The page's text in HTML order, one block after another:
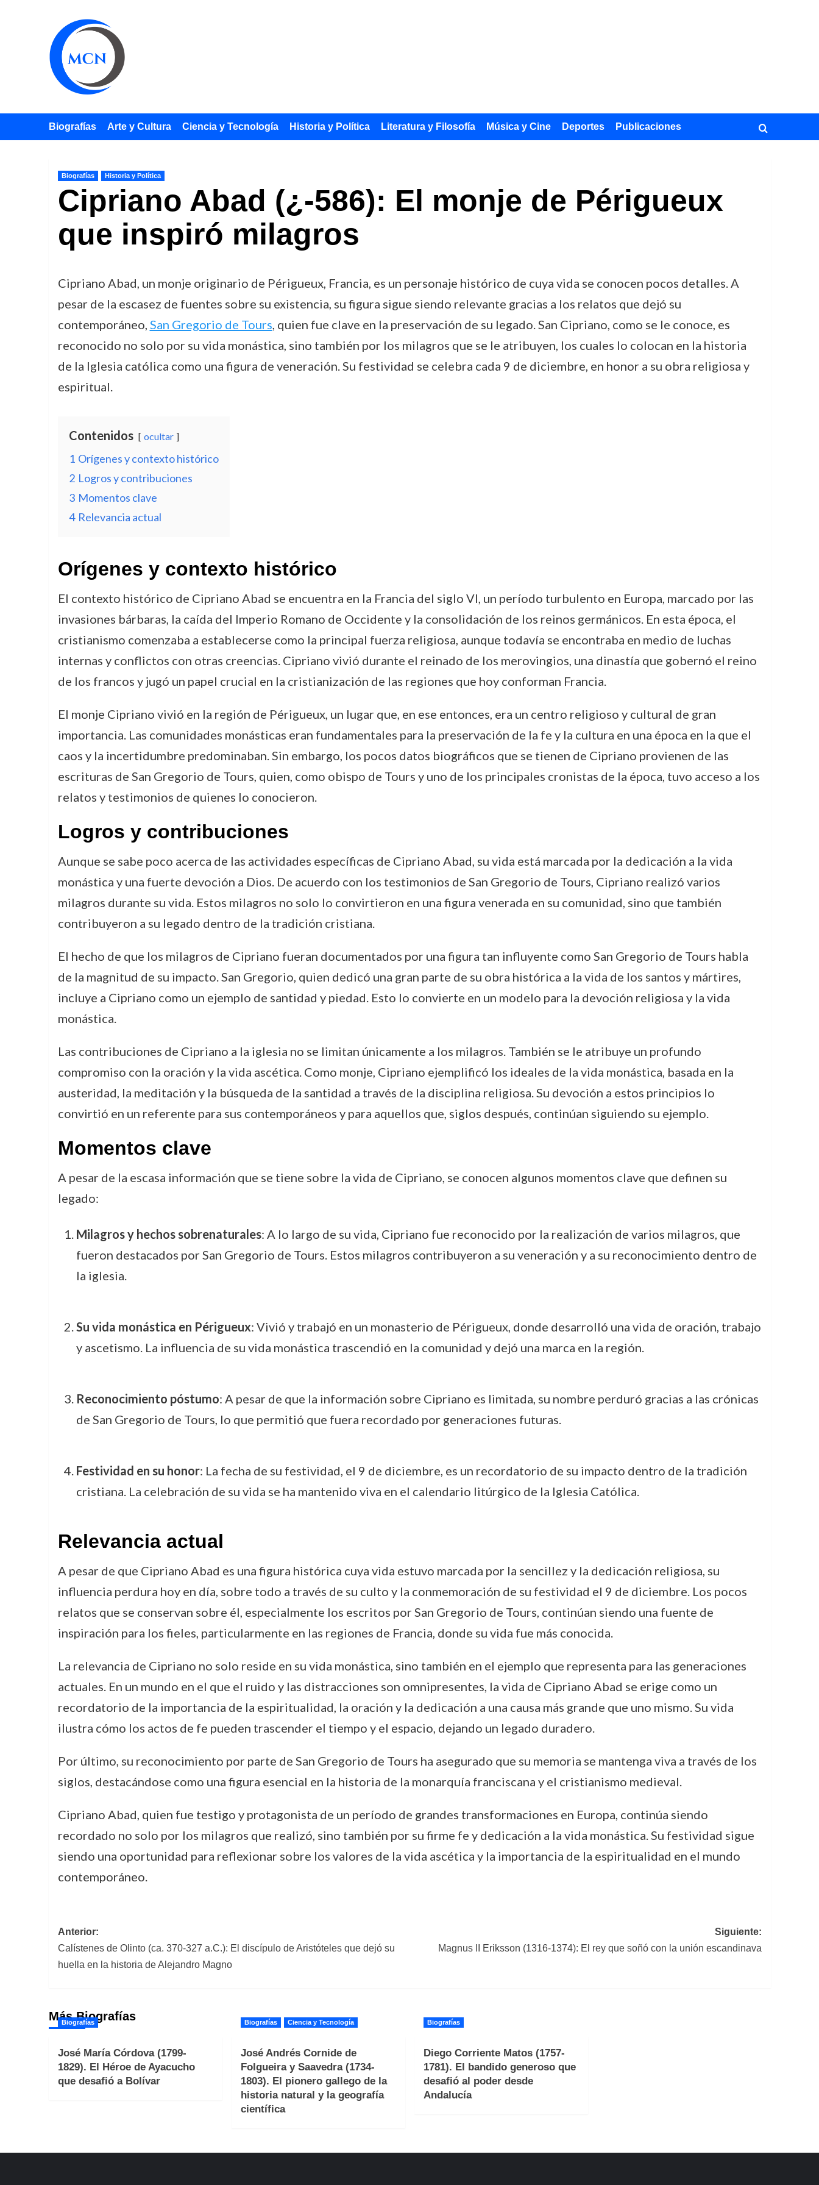
Biografías Arte y Cultura Ciencia y Tecnología Historia y Política Literatura y Filosofía Música y Cine Deportes Publicaciones
Biografías Historia y Política
Cipriano Abad (¿-586): El monje de Périgueux
que inspiró milagros
Cipriano Abad, un monje originario de Périgueux, Francia, es un personaje histórico de cuya vida se conocen pocos detalles. A
pesar de la escasez de fuentes sobre su existencia, su figura sigue siendo relevante gracias a los relatos que dejó su
contemporáneo, San Gregorio de Tours, quien fue clave en la preservación de su legado. San Cipriano, como se le conoce, es
reconocido no solo por su vida monástica, sino también por los milagros que se le atribuyen, los cuales lo colocan en la historia
de la Iglesia católica como una figura de veneración. Su festividad se celebra cada 9 de diciembre, en honor a su obra religiosa y
espiritual.
Contenidos ocultar
1 Orígenes y contexto histórico
2 Logros y contribuciones
3 Momentos clave
4 Relevancia actual
Orígenes y contexto histórico
El contexto histórico de Cipriano Abad se encuentra en la Francia del siglo VI, un período turbulento en Europa, marcado por las
invasiones bárbaras, la caída del Imperio Romano de Occidente y la consolidación de los reinos germánicos. En esta época, el
cristianismo comenzaba a establecerse como la principal fuerza religiosa, aunque todavía se encontraba en medio de luchas
internas y conflictos con otras creencias. Cipriano vivió durante el reinado de los merovingios, una dinastía que gobernó el reino
de los francos y jugó un papel crucial en la cristianización de las regiones que hoy conforman Francia.
El monje Cipriano vivió en la región de Périgueux, un lugar que, en ese entonces, era un centro religioso y cultural de gran
importancia. Las comunidades monásticas eran fundamentales para la preservación de la fe y la cultura en una época en la que el
caos y la incertidumbre predominaban. Sin embargo, los pocos datos biográficos que se tienen de Cipriano provienen de las
escrituras de San Gregorio de Tours, quien, como obispo de Tours y uno de los principales cronistas de la época, tuvo acceso a los
relatos y testimonios de quienes lo conocieron.
Logros y contribuciones
Aunque se sabe poco acerca de las actividades específicas de Cipriano Abad, su vida está marcada por la dedicación a la vida
monástica y una fuerte devoción a Dios. De acuerdo con los testimonios de San Gregorio de Tours, Cipriano realizó varios
milagros durante su vida. Estos milagros no solo lo convirtieron en una figura venerada en su comunidad, sino que también
contribuyeron a su legado dentro de la tradición cristiana.
El hecho de que los milagros de Cipriano fueran documentados por una figura tan influyente como San Gregorio de Tours habla
de la magnitud de su impacto. San Gregorio, quien dedicó una gran parte de su obra histórica a la vida de los santos y mártires,
incluye a Cipriano como un ejemplo de santidad y piedad. Esto lo convierte en un modelo para la devoción religiosa y la vida
monástica.
Las contribuciones de Cipriano a la iglesia no se limitan únicamente a los milagros. También se le atribuye un profundo
compromiso con la oración y la vida ascética. Como monje, Cipriano ejemplificó los ideales de la vida monástica, basada en la
austeridad, la meditación y la búsqueda de la santidad a través de la disciplina religiosa. Su devoción a estos principios lo
convirtió en un referente para sus contemporáneos y para aquellos que, siglos después, continúan siguiendo su ejemplo.
Momentos clave
A pesar de la escasa información que se tiene sobre la vida de Cipriano, se conocen algunos momentos clave que definen su
legado:
Milagros y hechos sobrenaturales: A lo largo de su vida, Cipriano fue reconocido por la realización de varios milagros, que
fueron destacados por San Gregorio de Tours. Estos milagros contribuyeron a su veneración y a su reconocimiento dentro de
la iglesia.
Su vida monástica en Périgueux: Vivió y trabajó en un monasterio de Périgueux, donde desarrolló una vida de oración, trabajo
y ascetismo. La influencia de su vida monástica trascendió en la comunidad y dejó una marca en la región.
Reconocimiento póstumo: A pesar de que la información sobre Cipriano es limitada, su nombre perduró gracias a las crónicas
de San Gregorio de Tours, lo que permitió que fuera recordado por generaciones futuras.
Festividad en su honor: La fecha de su festividad, el 9 de diciembre, es un recordatorio de su impacto dentro de la tradición
cristiana. La celebración de su vida se ha mantenido viva en el calendario litúrgico de la Iglesia Católica.
Relevancia actual
A pesar de que Cipriano Abad es una figura histórica cuya vida estuvo marcada por la sencillez y la dedicación religiosa, su
influencia perdura hoy en día, sobre todo a través de su culto y la conmemoración de su festividad el 9 de diciembre. Los pocos
relatos que se conservan sobre él, especialmente los escritos por San Gregorio de Tours, continúan siendo una fuente de
inspiración para los fieles, particularmente en las regiones de Francia, donde su vida fue más conocida.
La relevancia de Cipriano no solo reside en su vida monástica, sino también en el ejemplo que representa para las generaciones
actuales. En un mundo en el que el ruido y las distracciones son omnipresentes, la vida de Cipriano Abad se erige como un
recordatorio de la importancia de la espiritualidad, la oración y la dedicación a una causa más grande que uno mismo. Su vida
ilustra cómo los actos de fe pueden trascender el tiempo y el espacio, dejando un legado duradero.
Por último, su reconocimiento por parte de San Gregorio de Tours ha asegurado que su memoria se mantenga viva a través de los
siglos, destacándose como una figura esencial en la historia de la monarquía franciscana y el cristianismo medieval.
Cipriano Abad, quien fue testigo y protagonista de un período de grandes transformaciones en Europa, continúa siendo
recordado no solo por los milagros que realizó, sino también por su firme fe y dedicación a la vida monástica. Su festividad sigue
siendo una oportunidad para reflexionar sobre los valores de la vida ascética y la importancia de la espiritualidad en el mundo
contemporáneo.
Navegación
de
Anterior:
Calístenes de Olinto (ca. 370-327 a.C.): El discípulo de Aristóteles que dejó su
huella en la historia de Alejandro Magno
Siguiente:
Magnus II Eriksson (1316-1374): El rey que soñó con la unión escandinava
Más Biografías
Biografías
José María Córdova (1799-
1829). El Héroe de Ayacucho
que desafió a Bolívar
Biografías Ciencia y Tecnología
José Andrés Cornide de
Folgueira y Saavedra (1734-
1803). El pionero gallego de la
historia natural y la geografía
científica
Biografías
Diego Corriente Matos (1757-
1781). El bandido generoso que
desafió al poder desde
Andalucía